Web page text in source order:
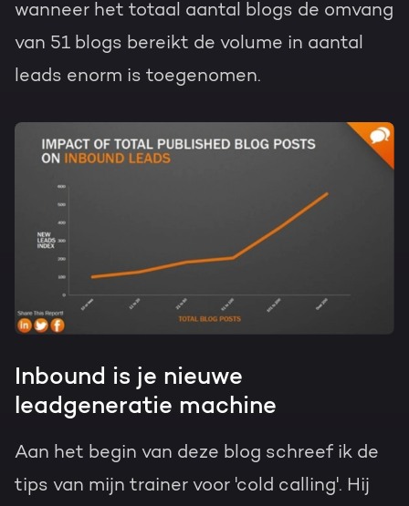
wanneer het totaal aantal blogs de omvang
van 51 blogs bereikt de volume in aantal
leads enorm is toegenomen.
Inbound is je nieuwe
leadgeneratie machine
Aan het begin van deze blog schreef ik de
tips van mijn trainer voor 'cold calling'. Hij